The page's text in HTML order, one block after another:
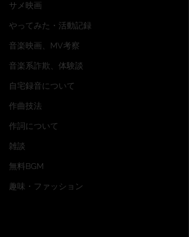
サメ映画
やってみた・活動記録
音楽映画、MV考察
音楽系詐欺、体験談
自宅録音について
作曲技法
作詞について
雑談
無料BGM
趣味・ファッション